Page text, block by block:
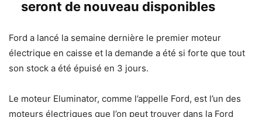
seront de nouveau disponibles
Ford a lancé la semaine dernière le premier moteur
électrique en caisse et la demande a été si forte que tout
son stock a été épuisé en 3 jours.
Le moteur Eluminator, comme l’appelle Ford, est l’un des
moteurs électriques que l’on peut trouver dans la Ford